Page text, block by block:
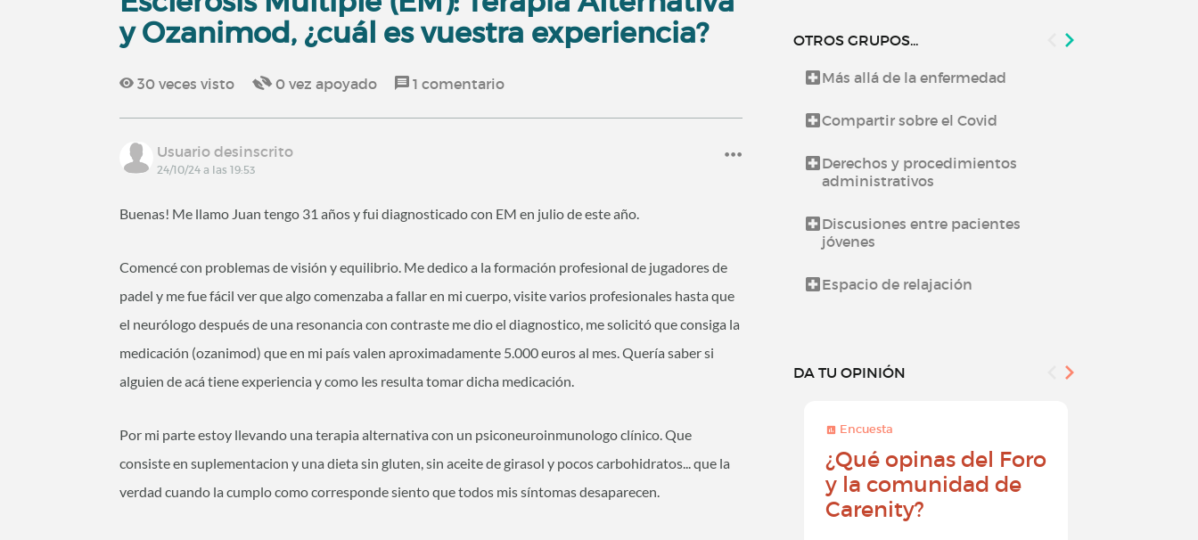
y Ozanimod, ¿cuál es vuestra experiencia?
30 veces visto 0 vez apoyado 1 comentario
Usuario desinscrito
24/10/24 a las 19:53
Buenas! Me llamo Juan tengo 31 años y fui diagnosticado con EM en julio de este año.
Comencé con problemas de visión y equilibrio. Me dedico a la formación profesional de jugadores de
padel y me fue fácil ver que algo comenzaba a fallar en mi cuerpo, visite varios profesionales hasta que
el neurólogo después de una resonancia con contraste me dio el diagnostico, me solicitó que consiga la
medicación (ozanimod) que en mi país valen aproximadamente 5.000 euros al mes. Quería saber si
alguien de acá tiene experiencia y como les resulta tomar dicha medicación.
Por mi parte estoy llevando una terapia alternativa con un psiconeuroinmunologo clínico. Que
consiste en suplementacion y una dieta sin gluten, sin aceite de girasol y pocos carbohidratos... que la
verdad cuando la cumplo como corresponde siento que todos mis síntomas desaparecen.
OTROS GRUPOS...
Más allá de la enfermedad
Compartir sobre el Covid
Derechos y procedimientos
administrativos
Discusiones entre pacientes
jóvenes
Espacio de relajación
DA TU OPINIÓN
Encuesta
¿Qué opinas del Foro
y la comunidad de
Carenity?